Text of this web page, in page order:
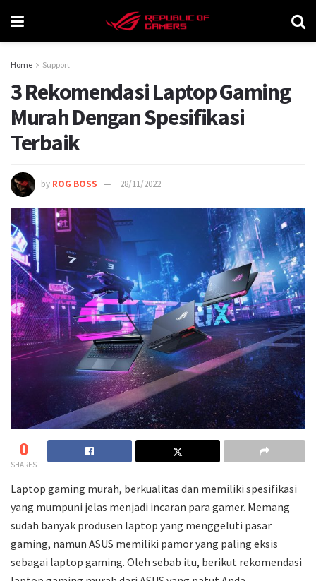
Home Support
3 Rekomendasi Laptop Gaming
Murah Dengan Spesifikasi
Terbaik
by ROG BOSS 28/11/2022
0
SHARES
Laptop gaming murah, berkualitas dan memiliki spesifikasi
yang mumpuni jelas menjadi incaran para gamer. Memang
sudah banyak produsen laptop yang menggeluti pasar
gaming, namun ASUS memiliki pamor yang paling eksis
sebagai laptop gaming. Oleh sebab itu, berikut rekomendasi